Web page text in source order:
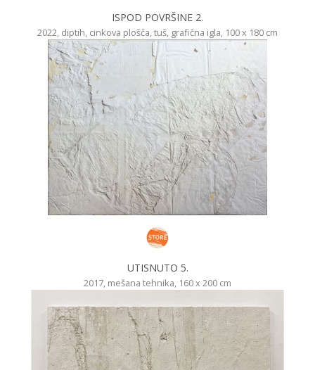
ISPOD POVRŠINE 2.
2022, diptih, cinkova plošča, tuš, grafična igla, 100 x 180 cm
UTISNUTO 5.
2017, mešana tehnika, 160 x 200 cm